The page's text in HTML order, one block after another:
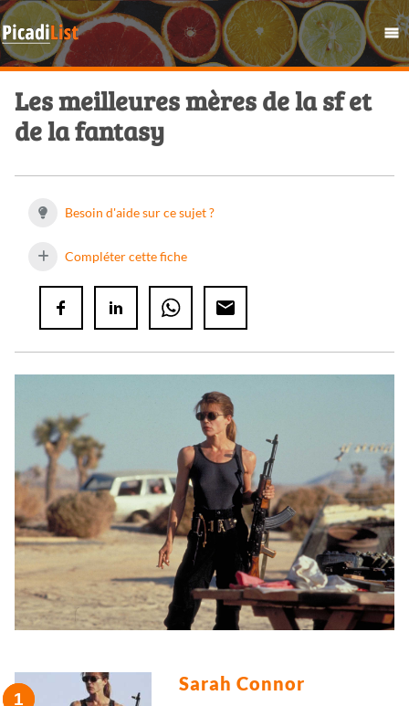
Les meilleures mères de la sf et
de la fantasy
Besoin d'aide sur ce sujet ?
Compléter cette fiche
Sarah Connor